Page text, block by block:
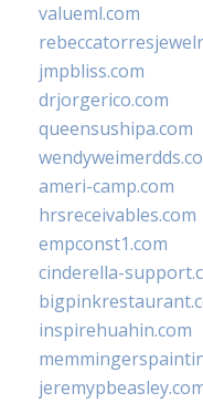
valueml.com
jmpbliss.com
drjorgerico.com
queensushipa.com
ameri-camp.com
hrsreceivables.com
empconst1.com
cinderella-
inspirehuahin.com